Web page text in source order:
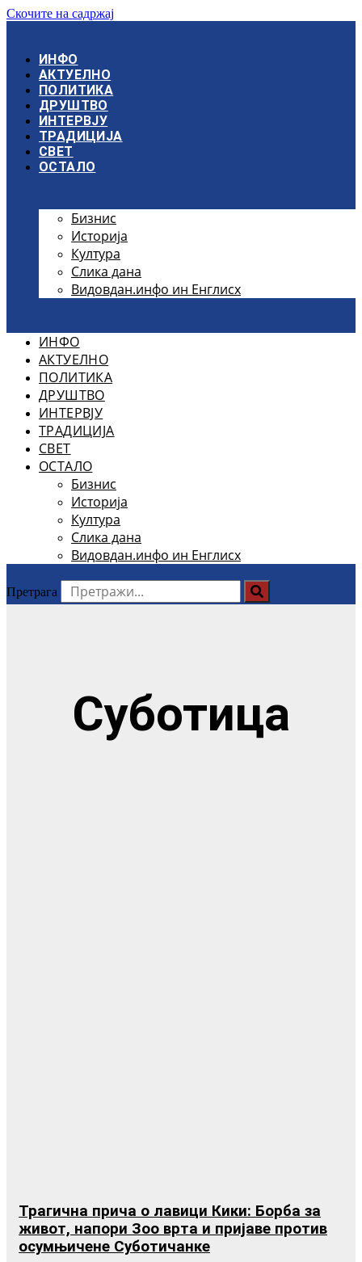
Скочите на садржај
ИНФО
АКТУЕЛНО
ПОЛИТИКА
ДРУШТВО
ИНТЕРВЈУ
ТРАДИЦИЈА
СВЕТ
ОСТАЛО
Бизнис
Историја
Култура
Слика дана
Видовдан.инфо ин Енглисх
ИНФО
АКТУЕЛНО
ПОЛИТИКА
ДРУШТВО
ИНТЕРВЈУ
ТРАДИЦИЈА
СВЕТ
ОСТАЛО
Бизнис
Историја
Култура
Слика дана
Видовдан.инфо ин Енглисх
Претрага
Суботица
Трагична прича о лавици Кики: Борба за
живот, напори Зоо врта и пријаве против
осумњичене Суботичанке